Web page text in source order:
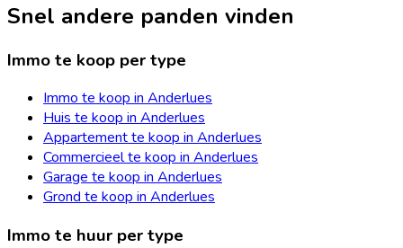
Snel andere panden vinden
Immo te koop per type
Immo te koop in Anderlues
Huis te koop in Anderlues
Appartement te koop in Anderlues
Commercieel te koop in Anderlues
Garage te koop in Anderlues
Grond te koop in Anderlues
Immo te huur per type